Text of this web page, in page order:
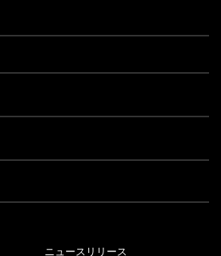
ニュースリリース